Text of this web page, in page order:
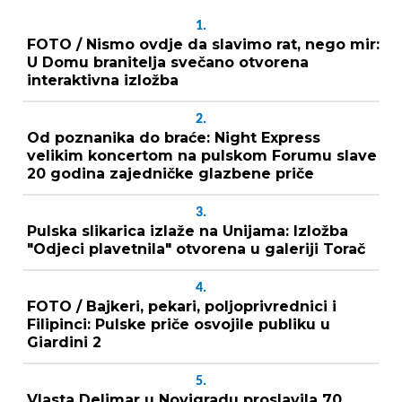
1.
FOTO / Nismo ovdje da slavimo rat, nego mir:
U Domu branitelja svečano otvorena
interaktivna izložba
2.
Od poznanika do braće: Night Express
velikim koncertom na pulskom Forumu slave
20 godina zajedničke glazbene priče
3.
Pulska slikarica izlaže na Unijama: Izložba
"Odjeci plavetnila" otvorena u galeriji Torač
4.
FOTO / Bajkeri, pekari, poljoprivrednici i
Filipinci: Pulske priče osvojile publiku u
Giardini 2
5.